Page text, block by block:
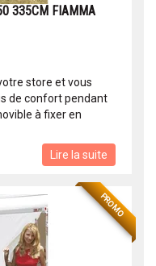
335CM FIAMMA
store et vous
de confort pendant
à fixer en
Lire la suite
PROMO